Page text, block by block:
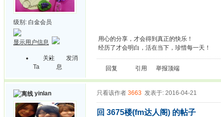
级别: 白金会员
显示用户信息
关注
Ta
发消
息
用心的分享，才会得到真正的快乐！
经历了才会明白，活在当下，珍惜每一天！
回复 引用 举报顶端
yinlan 只看该作者 3663 发表于: 2016-04-21
回 3675楼(fm达人阁) 的帖子